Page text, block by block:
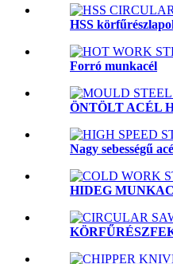
HSS
Forró munkacél
ÖNTÖLT ACÉL
Nagy sebességű
HIDEG